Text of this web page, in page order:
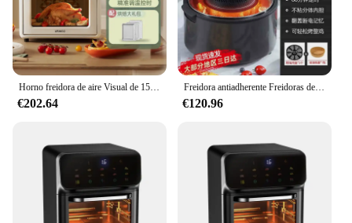
Parts and Accessories: Includes a non-stick basket
and multiple cooking presets
Features:
|Wholesale|
**Advanced Cooking Technology**
in the kitchen, offering an innovative air frying
experience that is both healthy and delicious. The
advanced heating technology ensures even cooking,
producing crispy results without the need for excess
oil. This feature makes it an ideal appliance for
Horno freidora de aire Visual de 15L, freidora sin aceite de baja grasa, freidora de aire multifunción, horno eléctrico, freidoras de aire automáticas, electrodomésticos
€202.64
Freidora antiadherente Freidoras de aire automáticas Electrodomésticos Horno freidora de aire inteligente Freidora de aire sin aceite de baja grasa Máquina para patatas fritas
€120.96